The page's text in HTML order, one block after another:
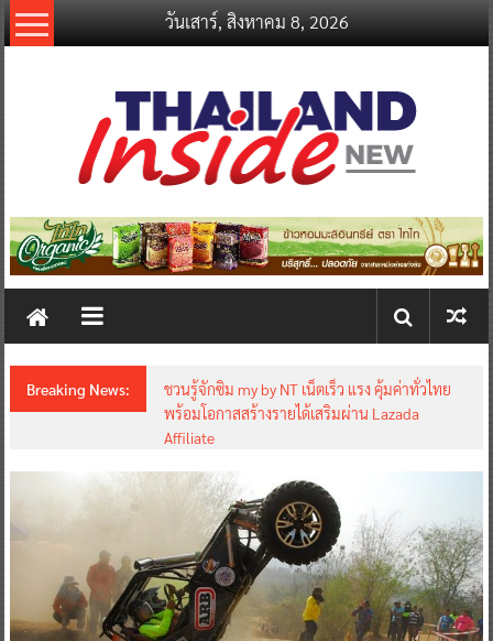
Skip
to
วันเสาร์, สิงหาคม 8, 2026
thailandinsidenew.com
Thailand
New
Breaking News:
ชวนรู้จักซิม my by NT เน็ตเร็ว แรง คุ้มค่าทั่วไทย
พร้อมโอกาสสร้างรายได้เสริมผ่าน Lazada
Affiliate